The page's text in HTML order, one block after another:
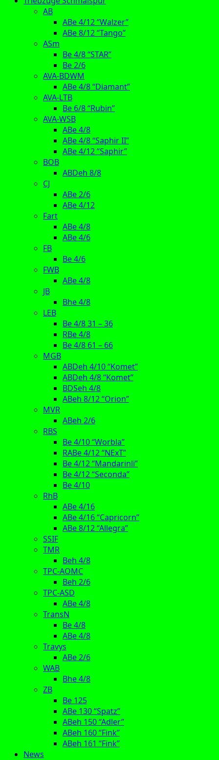
AB
ABe 4/12 “Walzer”
ABe 8/12 “Tango”
ASm
Be 4/8 “STAR”
Be 2/6
AVA-BDWM
ABe 4/8 “Diamant”
AVA-LTB
Be 6/8 “Rubin”
AVA-WSB
ABe 4/8
ABe 4/8 “Saphir II”
ABe 4/12 “Saphir”
BOB
ABDeh 8/8
CJ
ABe 2/6
ABe 4/12
Fart
ABe 4/8
ABe 4/6
FB
Be 4/6
FWB
ABe 4/8
JB
Bhe 4/8
LEB
Be 4/8 31 – 36
RBe 4/8
Be 4/8 61 – 66
MGB
ABDeh 4/10 “Komet”
ABDeh 4/8 “Komet”
BDSeh 4/8
ABeh 8/12 “Orion”
MVR
ABeh 2/6
RBS
Be 4/10 “Worbla”
RABe 4/12 “NExT”
Be 4/12 “Mandarinli”
Be 4/12 “Seconda”
Be 4/10
RhB
ABe 4/16
ABe 4/16 “Capricorn”
ABe 8/12 “Allegra”
SSIF
TMR
Beh 4/8
TPC-AOMC
Beh 2/6
TPC-ASD
ABe 4/8
TransN
Be 4/8
ABe 4/8
Travys
ABe 2/6
WAB
Bhe 4/8
ZB
Be 125
ABe 130 “Spatz”
ABeh 150 “Adler”
ABeh 160 “Fink”
ABeh 161 “Fink”
News